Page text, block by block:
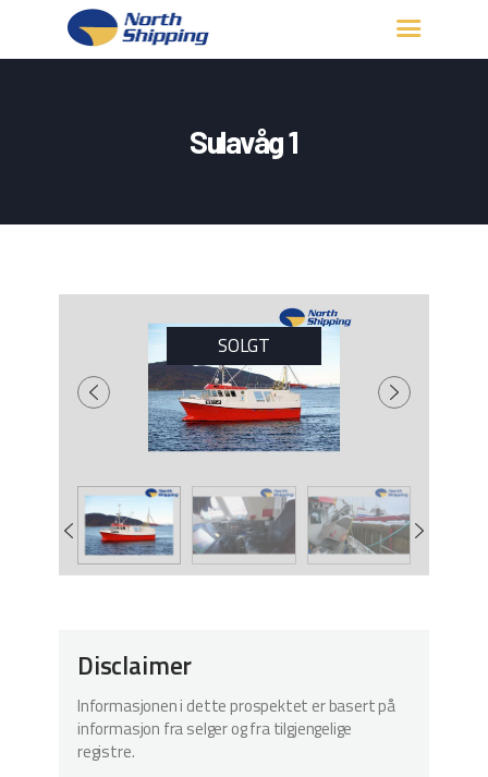
Sulavåg 1
KONTAKT OSS
SOLGT
Disclaimer
Informasjonen i dette prospektet er basert på
informasjon fra selger og fra tilgjengelige
registre.